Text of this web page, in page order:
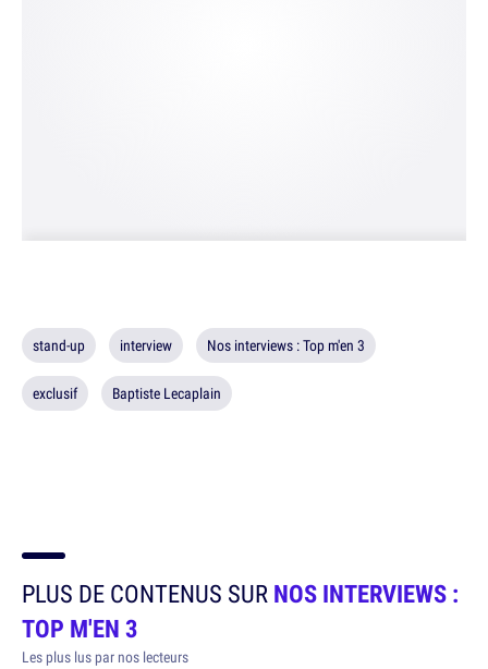
stand-up interview Nos interviews : Top m'en 3
exclusif Baptiste Lecaplain
PLUS DE CONTENUS SURNOS INTERVIEWS :
TOP M'EN 3
Les plus lus par nos lecteurs